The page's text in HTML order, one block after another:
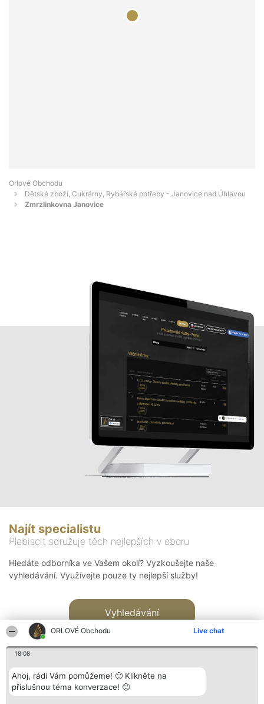
ORLOVÉ Obchodu Live chat
18:08
Ahoj, rádi Vám pomůžeme! 🙂 Klikněte na
příslušnou téma konverzace! 🙂
Orlové Obchodu
Dětské zboží, Cukrárny, Rybářské potřeby - Janovice nad Úhlavou
Zmrzlinkovna Janovice
Najít specialistu
Plebiscit sdružuje těch nejlepších v oboru
Hledáte odborníka ve Vašem okolí? Vyzkoušejte naše
vyhledávání. Využívejte pouze ty nejlepší služby!
Vyhledávání